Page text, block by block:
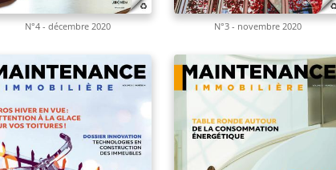
N°4 - décembre 2020 N°3 - novembre 2020